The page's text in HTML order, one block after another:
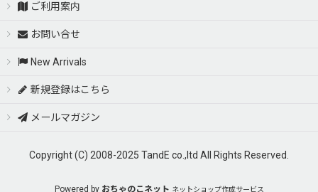
ご利用案内
お問い合せ
New Arrivals
新規登録はこちら
メールマガジン
Copyright (C) 2008-2025 TandE co.,ltd All Rights Reserved.
Powered by おちゃのこネット ネットショップ作成サービス